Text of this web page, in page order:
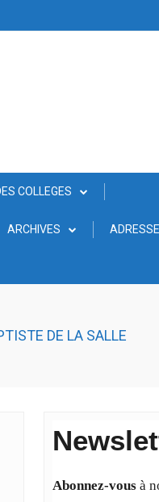
COLLEGES
ARCHIVES
DE LA SALLE
Abonnez-vousà